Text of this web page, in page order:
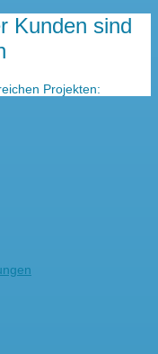
Kunden sind
Projekten: